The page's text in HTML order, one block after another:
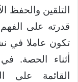
التلقين والحفظ
قدرته على
تكون عاملا في
أثناء الحصة.
القائمة على